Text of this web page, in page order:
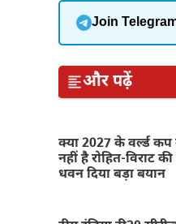
Join
और पढ़ें
क्या 2027 के वर्ल्ड कप
नहीं है रोहित-विराट
धवन दिया बड़ा बयान